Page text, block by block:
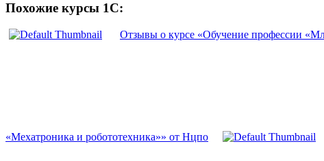
Похожие курсы 1С:
Отзывы о курсе «Обучение профессии
«Мехатроника и робототехника»» от Нцпо